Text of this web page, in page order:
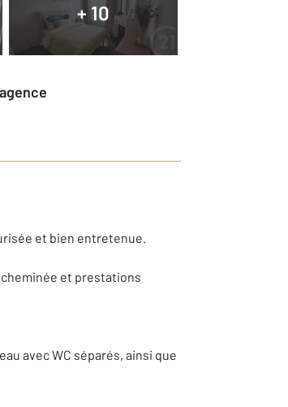
+ 10
et bien entretenue.
et prestations
avec WC séparés, ainsi que